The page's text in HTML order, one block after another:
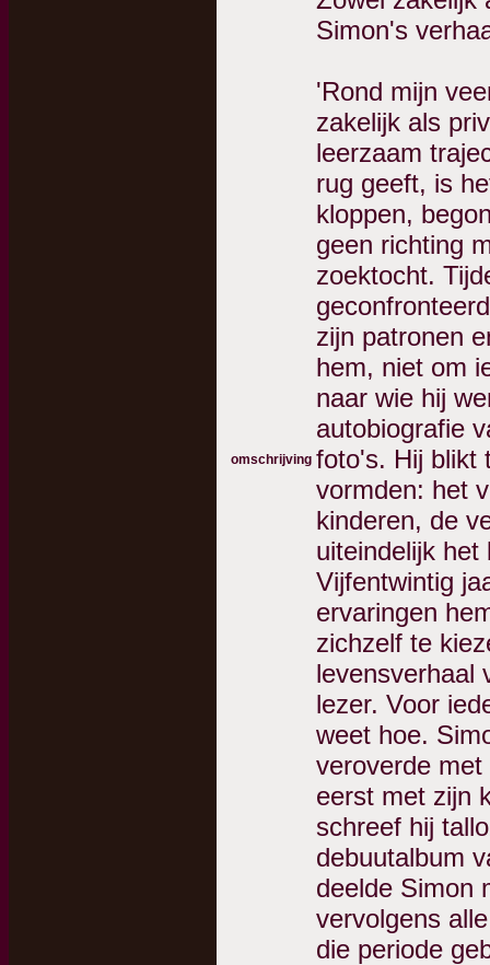
omschrijving
Simon's
'Rond mijn
zakelijk als
leerzaam
rug geeft, is
kloppen,
geen richting
zoektocht.
zijn patronen
hem, niet om
naar wie hij
autobiografie
foto's. Hij blikt
vormden: het
kinderen, de
uiteindelijk
Vijfentwintig
ervaringen
zichzelf te
levensverhaal
lezer. Voor
weet hoe.
veroverde
eerst met zijn
schreef hij
debuutalbum
deelde Simon
vervolgens
die periode